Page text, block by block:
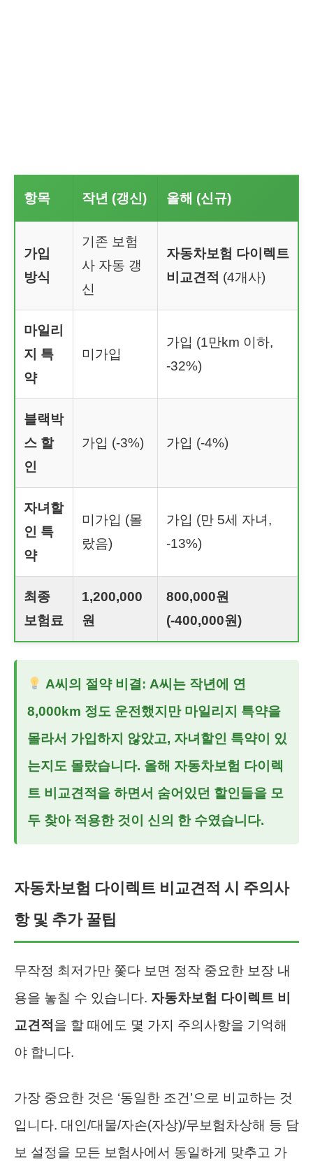
항목 작년 (갱신) 올해 (신규)
가입
방식
기존 보험
사 자동 갱
신
자동차보험 다이렉트
비교견적 (4개사)
마일리
지 특
약
미가입
가입 (1만km 이하,
-32%)
블랙박
스 할
인
가입 (-3%) 가입 (-4%)
자녀할
인 특
약
미가입 (몰
랐음)
가입 (만 5세 자녀,
-13%)
최종
보험료
1,200,000
원
800,000원
(-400,000원)
A씨의 절약 비결: A씨는 작년에 연
8,000km 정도 운전했지만 마일리지 특약을
몰라서 가입하지 않았고, 자녀할인 특약이 있
는지도 몰랐습니다. 올해 자동차보험 다이렉
트 비교견적 을 하면서 숨어있던 할인들을 모
두 찾아 적용한 것이 신의 한 수였습니다.
자동차보험 다이렉트 비교견적 시 주의사
항 및 추가 꿀팁
무작정 최저가만 쫓다 보면 정작 중요한 보장 내
용을 놓칠 수 있습니다. 자동차보험 다이렉트 비
교견적 을 할 때에도 몇 가지 주의사항을 기억해
야 합니다.
가장 중요한 것은 ‘동일한 조건’으로 비교하는 것
입니다. 대인/대물/자손(자상)/무보험차상해 등 담
보 설정을 모든 보험사에서 동일하게 맞추고 가